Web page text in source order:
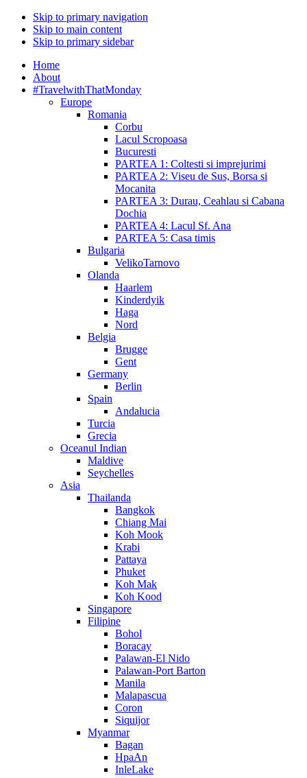
Skip to primary navigation
Skip to main content
Skip to primary sidebar
Home
About
#TravelwithThatMonday
Europe
Romania
Corbu
Lacul Scropoasa
Bucuresti
PARTEA 1: Coltesti si imprejurimi
PARTEA 2: Viseu de Sus, Borsa si
Mocanita
PARTEA 3: Durau, Ceahlau si Cabana
Dochia
PARTEA 4: Lacul Sf. Ana
PARTEA 5: Casa timis
Bulgaria
VelikoTarnovo
Olanda
Haarlem
Kinderdyik
Haga
Nord
Belgia
Brugge
Gent
Germany
Berlin
Spain
Andalucia
Turcia
Grecia
Oceanul Indian
Maldive
Seychelles
Asia
Thailanda
Bangkok
Chiang Mai
Koh Mook
Krabi
Pattaya
Phuket
Koh Mak
Koh Kood
Singapore
Filipine
Bohol
Boracay
Palawan-El Nido
Palawan-Port Barton
Manila
Malapascua
Coron
Siquijor
Myanmar
Bagan
HpaAn
InleLake